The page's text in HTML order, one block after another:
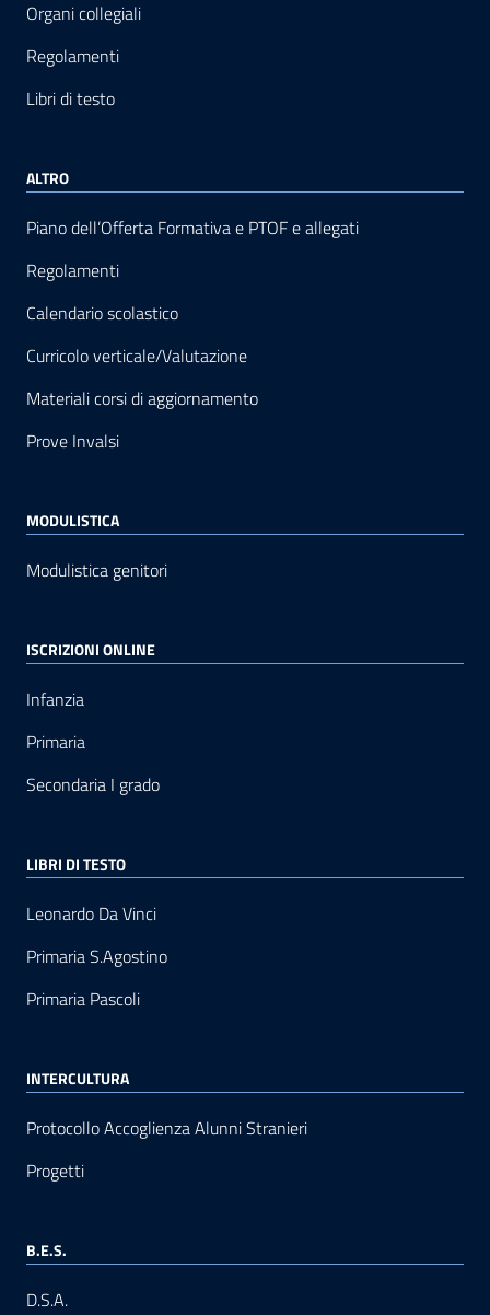
Organi collegiali
Regolamenti
Libri di testo
ALTRO
Piano dell’Offerta Formativa e PTOF e allegati
Regolamenti
Calendario scolastico
Curricolo verticale/Valutazione
Materiali corsi di aggiornamento
Prove Invalsi
MODULISTICA
Modulistica genitori
ISCRIZIONI ONLINE
Infanzia
Primaria
Secondaria I grado
LIBRI DI TESTO
Leonardo Da Vinci
Primaria S.Agostino
Primaria Pascoli
INTERCULTURA
Protocollo Accoglienza Alunni Stranieri
Progetti
B.E.S.
D.S.A.